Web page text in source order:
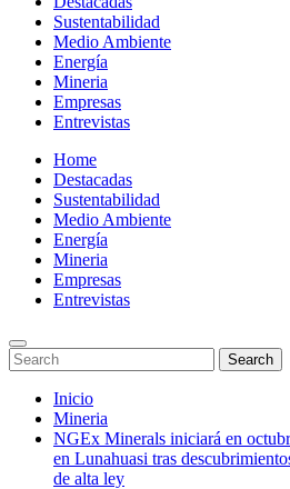
Sustentabilidad
Medio Ambiente
Energía
Mineria
Empresas
Entrevistas
Menu
Home
Destacadas
Sustentabilidad
Medio Ambiente
Energía
Mineria
Empresas
Entrevistas
Enter
Keyword
Search
for:
Search
Search
Saltar
contenido
Inicio
Mineria
NGEx Minerals iniciará en
en Lunahuasi tras
de alta ley